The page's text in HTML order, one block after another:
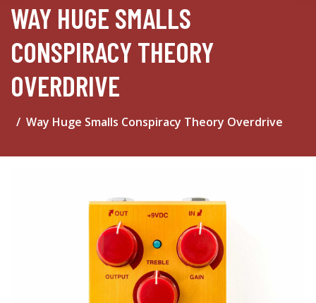
WAY HUGE SMALLS
CONSPIRACY THEORY
OVERDRIVE
Way Huge Smalls Conspiracy Theory Overdrive